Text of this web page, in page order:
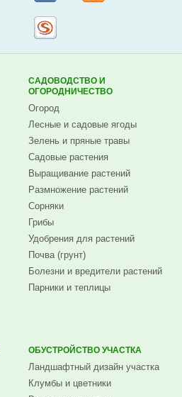
САДОВОДСТВО И
ОГОРОДНИЧЕСТВО
Огород
Лесные и садовые ягоды
Зелень и пряные травы
Садовые растения
Выращивание растений
Размножение растений
Сорняки
Грибы
Удобрения для растений
Почва (грунт)
Болезни и вредители растений
Парники и теплицы
ОБУСТРОЙСТВО УЧАСТКА
Ландшафтный дизайн участка
Клумбы и цветники